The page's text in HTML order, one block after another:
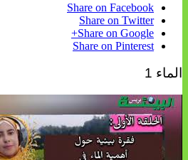
Share on Facebook
Share on Twitter
Share on Google+
Share on Pinterest
الماء 1